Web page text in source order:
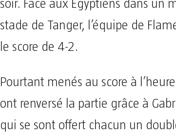
soir. Face aux Égyptiens dans un
stade de Tanger, l’équipe de
le score de 4-2.
Pourtant menés au score à
ont renversé la partie grâce à
qui se sont offert chacun un